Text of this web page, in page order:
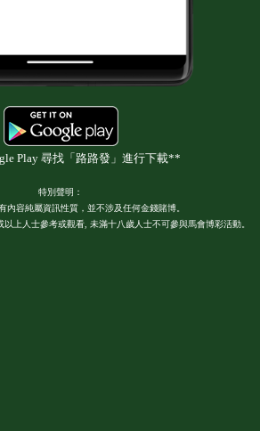
Play 尋找「路路發」進行下載**
特別聲明：
內容純屬資訊性質，並不涉及任何金錢賭博。
上人士參考或觀看, 未滿十八歲人士不可參與馬會博彩活動。